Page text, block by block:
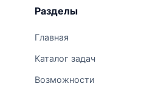
Разделы
Главная
Каталог задач
Возможности